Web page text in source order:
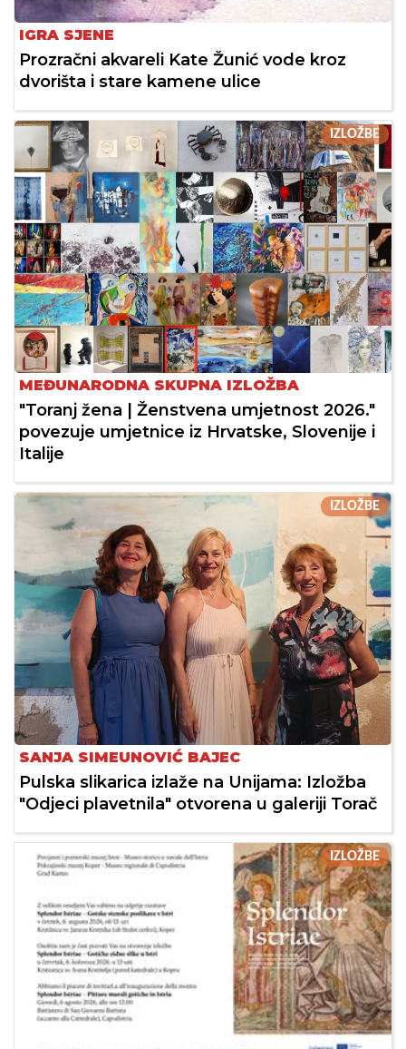
IGRA SJENE
Prozračni akvareli Kate Žunić vode kroz
dvorišta i stare kamene ulice
IZLOŽBE
MEĐUNARODNA SKUPNA IZLOŽBA
"Toranj žena | Ženstvena umjetnost 2026."
povezuje umjetnice iz Hrvatske, Slovenije i
Italije
IZLOŽBE
SANJA SIMEUNOVIĆ BAJEC
Pulska slikarica izlaže na Unijama: Izložba
"Odjeci plavetnila" otvorena u galeriji Torač
IZLOŽBE